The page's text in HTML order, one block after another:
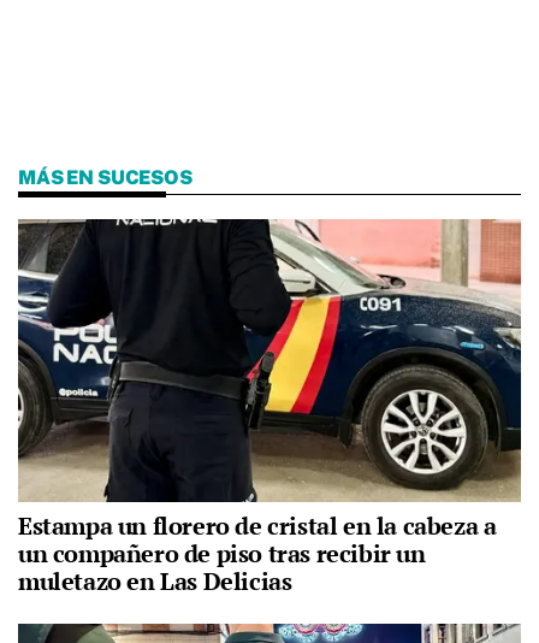
MÁS EN SUCESOS
Estampa un florero de cristal en la cabeza a
un compañero de piso tras recibir un
muletazo en Las Delicias